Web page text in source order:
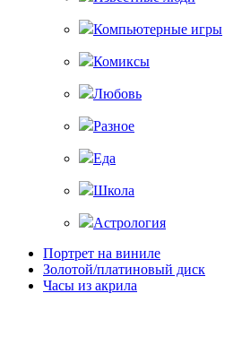
Компьютерные игры
Комиксы
Любовь
Разное
Еда
Школа
Астрология
Портрет на виниле
Золотой/платиновый диск
Часы из акрила